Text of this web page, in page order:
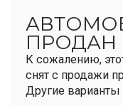
ПРОДАН
К сожалению,
снят с продажи
Другие